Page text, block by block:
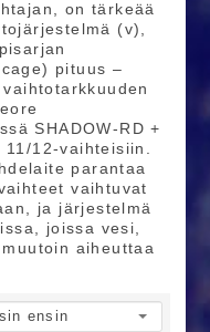
on tärkeää
(v),
pituus –
SHADOW‑RD +
12‑vaihteisiin.
parantaa
vaihtuvat
ja järjestelmä
joissa vesi,
aiheuttaa